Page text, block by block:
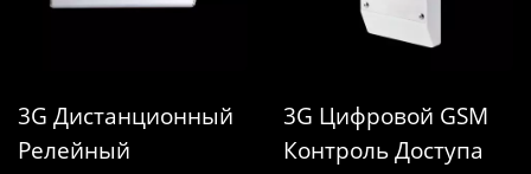
3G Дистанционный
Релейный
3G Цифровой GSM
Контроль Доступа